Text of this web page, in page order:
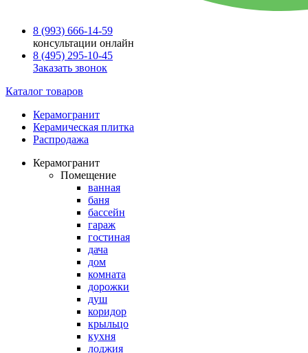
8 (993) 666-14-59
консультации онлайн
8 (495) 295-10-45
Заказать звонок
Каталог товаров
Керамогранит
Керамическая плитка
Распродажа
Керамогранит
Помещение
ванная
баня
бассейн
гараж
гостиная
дача
дом
комната
дорожки
душ
коридор
крыльцо
кухня
лоджия